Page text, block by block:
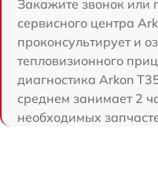
Закажите звонок или
сервисного центра
проконсультирует и
тепловизионного
диагностика Arkon
среднем занимает 2
необходимых